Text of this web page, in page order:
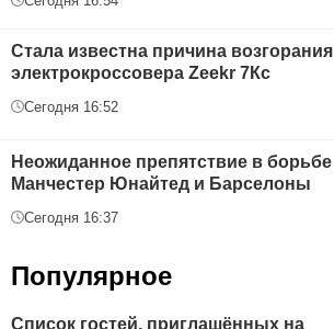
Стала известна причина возгорания
электрокроссовера Zeekr 7Кс
Сегодня 16:52
Неожиданное препятствие в борьбе
Манчестер Юнайтед и Барселоны
Сегодня 16:37
Популярное
Список гостей, приглашённых на